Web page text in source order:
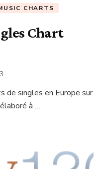
CHARTS
Chart
de singles en Europe sur
à …